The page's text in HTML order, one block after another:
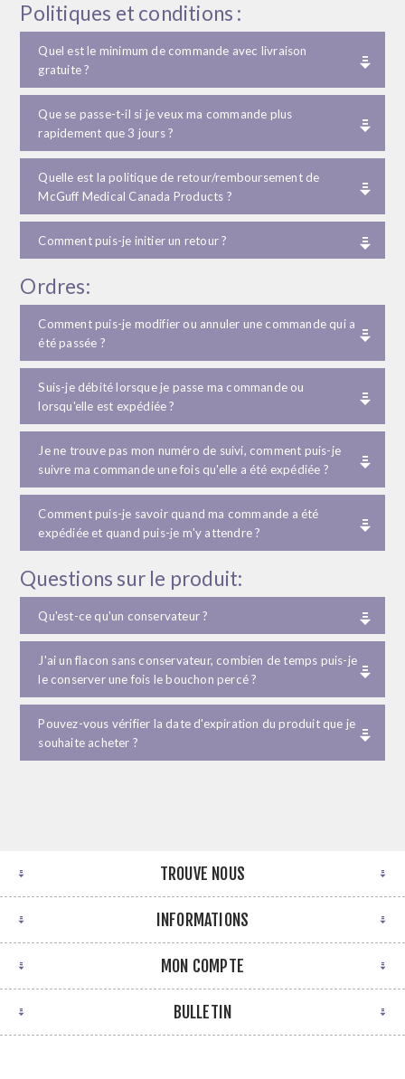
Politiques et conditions :
Quel est le minimum de commande avec livraison
gratuite ?
Que se passe-t-il si je veux ma commande plus
rapidement que 3 jours ?
Quelle est la politique de retour/remboursement de
McGuff Medical Canada Products ?
Comment puis-je initier un retour ?
Ordres:
Comment puis-je modifier ou annuler une commande qui a
été passée ?
Suis-je débité lorsque je passe ma commande ou
lorsqu'elle est expédiée ?
Je ne trouve pas mon numéro de suivi, comment puis-je
suivre ma commande une fois qu'elle a été expédiée ?
Comment puis-je savoir quand ma commande a été
expédiée et quand puis-je m'y attendre ?
Questions sur le produit:
Qu'est-ce qu'un conservateur ?
J'ai un flacon sans conservateur, combien de temps puis-je
le conserver une fois le bouchon percé ?
Pouvez-vous vérifier la date d'expiration du produit que je
souhaite acheter ?
TROUVE NOUS
INFORMATIONS
MON COMPTE
BULLETIN